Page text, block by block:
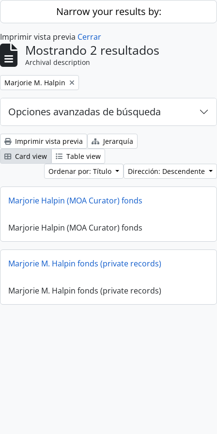
Skip to main contentNarrow your results by:
Imprimir vista previa Cerrar
Mostrando 2 resultados
Archival description
Remove filter:
Marjorie M. Halpin
Opciones avanzadas de búsqueda
Imprimir vista previa
Jerarquía
Card view
Table view
Ordenar por: Título
Dirección: Descendente
Marjorie Halpin (MOA Curator) fonds
Marjorie Halpin (MOA Curator) fonds
Marjorie M. Halpin fonds (private records)
Marjorie M. Halpin fonds (private records)